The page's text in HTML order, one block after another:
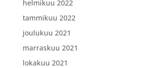
helmikuu 2022
tammikuu 2022
joulukuu 2021
marraskuu 2021
lokakuu 2021